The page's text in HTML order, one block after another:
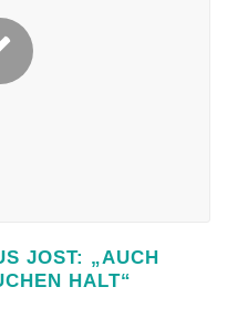
JOST: „AUCH
HALT“